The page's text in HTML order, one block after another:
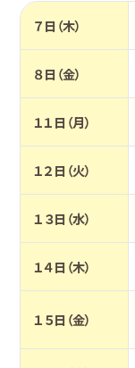
７日（木）
８日（金）
１１日（月）
１２日（火）
１３日（水）
１４日（木）
１５日（金）